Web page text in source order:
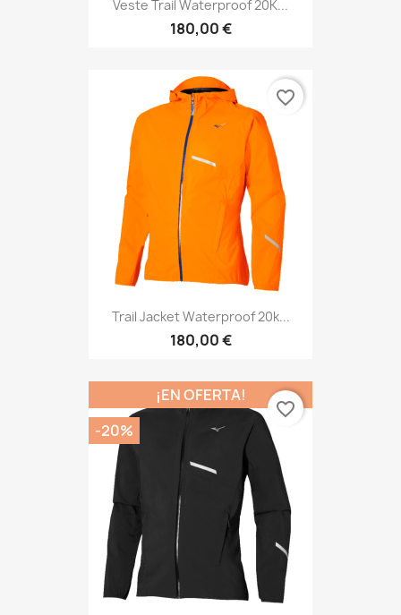
Veste Trail Waterproof 20K...
180,00 €
Trail Jacket Waterproof 20k...
180,00 €
favorite_border
¡EN OFERTA!
-20%
favorite_border